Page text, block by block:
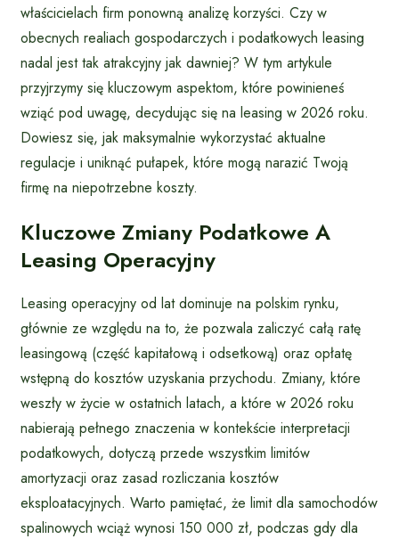
właścicielach firm ponowną analizę korzyści. Czy w
obecnych realiach gospodarczych i podatkowych leasing
nadal jest tak atrakcyjny jak dawniej? W tym artykule
przyjrzymy się kluczowym aspektom, które powinieneś
wziąć pod uwagę, decydując się na leasing w 2026 roku.
Dowiesz się, jak maksymalnie wykorzystać aktualne
regulacje i uniknąć pułapek, które mogą narazić Twoją
firmę na niepotrzebne koszty.
Kluczowe Zmiany Podatkowe A
Leasing Operacyjny
Leasing operacyjny od lat dominuje na polskim rynku,
głównie ze względu na to, że pozwala zaliczyć całą ratę
leasingową (część kapitałową i odsetkową) oraz opłatę
wstępną do kosztów uzyskania przychodu. Zmiany, które
weszły w życie w ostatnich latach, a które w 2026 roku
nabierają pełnego znaczenia w kontekście interpretacji
podatkowych, dotyczą przede wszystkim limitów
amortyzacji oraz zasad rozliczania kosztów
eksploatacyjnych. Warto pamiętać, że limit dla samochodów
spalinowych wciąż wynosi 150 000 zł, podczas gdy dla